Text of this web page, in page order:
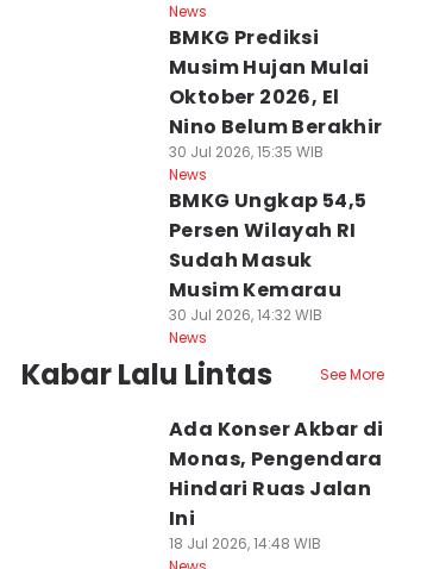
News
BMKG Prediksi
Musim Hujan Mulai
Oktober 2026, El
Nino Belum Berakhir
30 Jul 2026, 15:35 WIB
News
BMKG Ungkap 54,5
Persen Wilayah RI
Sudah Masuk
Musim Kemarau
30 Jul 2026, 14:32 WIB
News
Kabar Lalu Lintas See More
Ada Konser Akbar di
Monas, Pengendara
Hindari Ruas Jalan
Ini
18 Jul 2026, 14:48 WIB